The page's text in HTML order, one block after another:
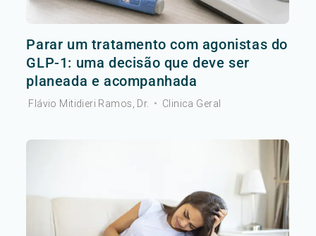
Parar um tratamento com agonistas do
GLP-1: uma decisão que deve ser
planeada e acompanhada
Flávio Mitidieri Ramos, Dr. • Clinica Geral